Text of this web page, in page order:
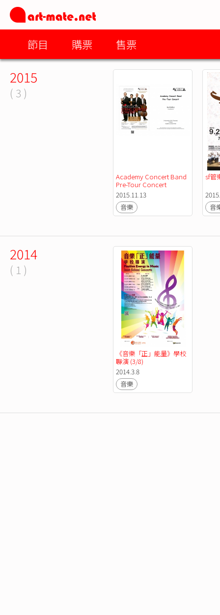
節目 購票 售票
2015
( 3 )
Academy Concert Band
Pre-Tour Concert
2015.11.13
音樂
sf管
音
2014
( 1 )
《音樂「正」能量》學校
聯演 (3/8)
2014.3.8
音樂